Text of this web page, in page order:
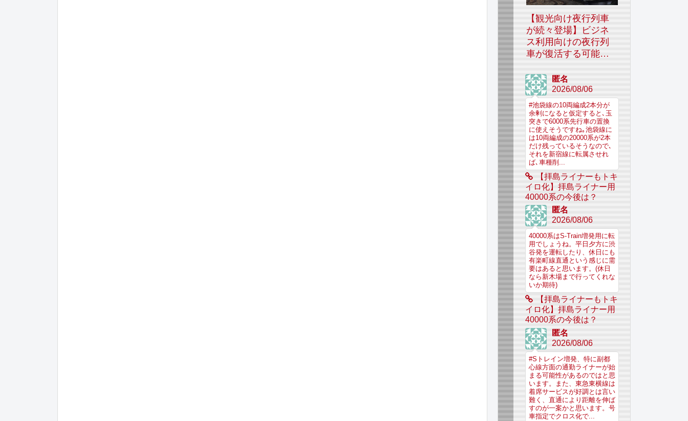
【観光向け夜行列車
が続々登場】ビジネ
ス利用向けの夜行列
車が復活する可能性
匿名
2026/08/06
#池袋線の10両編成2本分が
余剰になると仮定すると､玉
突きで6000系先行車の置換
に使えそうですね｡池袋線に
は10両編成の20000系が2本
だけ残っているそうなので､
それを新宿線に転属させれ
ば､車種削...
【拝島ライナーもトキ
イロ化】拝島ライナー用
40000系の今後は？
匿名
2026/08/06
40000系はS-Train増発用に転
用でしょうね。平日夕方に渋
谷発を運転したり、休日にも
有楽町線直通という感じに需
要はあると思います。(休日
なら新木場まで行ってくれな
いか期待)
【拝島ライナーもトキ
イロ化】拝島ライナー用
40000系の今後は？
匿名
2026/08/06
#Sトレイン増発、特に副都
心線方面の通勤ライナーが始
まる可能性があるのではと思
います。また、東急東横線は
着席サービスが好調とは言い
難く、直通により距離を伸ば
すのが一案かと思います。号
車指定でクロス化で...